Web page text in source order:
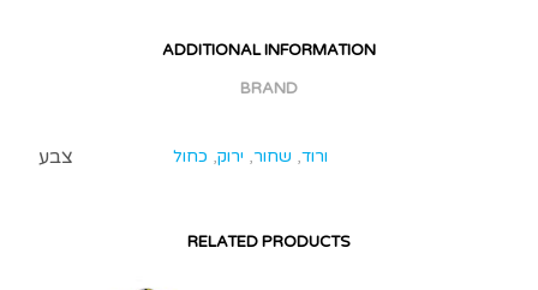
ADDITIONAL INFORMATION
BRAND
צבע ורוד, שחור, ירוק, כחול
RELATED PRODUCTS